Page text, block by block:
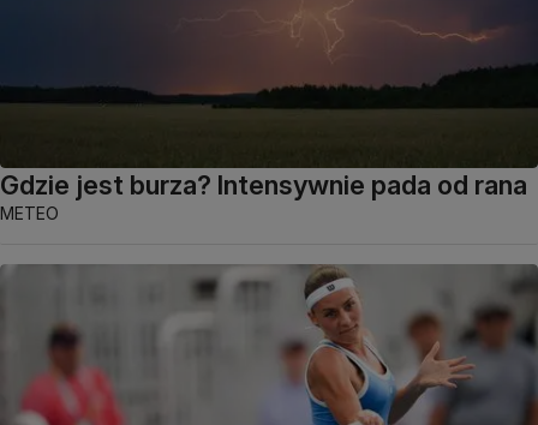
Gdzie jest burza? Intensywnie pada od rana
METEO